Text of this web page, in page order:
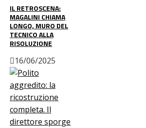
IL RETROSCENA:
MAGALINI CHIAMA
LONGO, MURO DEL
TECNICO ALLA
RISOLUZIONE
16/06/2025